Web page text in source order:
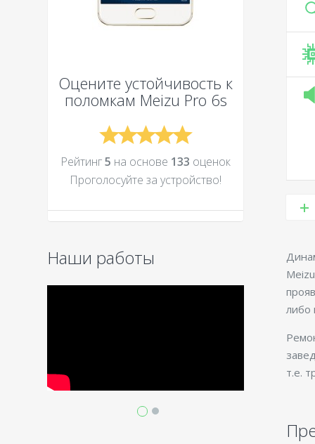
Оцените устойчивость к
поломкам Meizu Pro 6s
Рейтинг5 на основе 133 оценок
Проголосуйте за устройcтво!
Наши работы
либо
т.е.